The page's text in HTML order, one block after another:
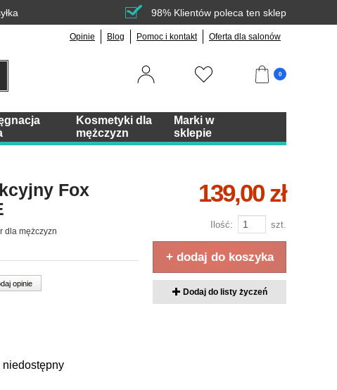
98% Klientów poleca ten sklep
Opinie Blog Pomoc i kontakt Oferta dla salonów
0
Kosmetyki dla
mężczyzn
Marki w
sklepie
Fox
dla mężczyzn
opinie
139,00 zł
Ilość: szt.
+ dodaj do koszyka
Dodaj do listy życzeń